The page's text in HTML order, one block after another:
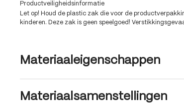
Productveiligheidsinformatie
Let op! Houd de plastic zak die voor de
kinderen. Deze zak is geen speelgoed!
Materiaaleigenschappen
Materiaalsamenstellingen